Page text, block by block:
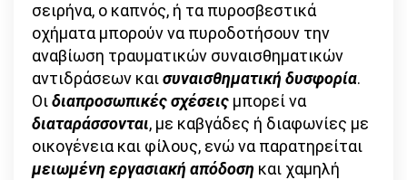
σειρήνα, ο καπνός, ή τα πυροσβεστικά
οχήματα μπορούν να πυροδοτήσουν την
αναβίωση τραυματικών συναισθηματικών
αντιδράσεων καισυναισθηματική δυσφορία.
Οιδιαπροσωπικές σχέσεις μπορεί να
διαταράσσονται, με καβγάδες ή διαφωνίες με
οικογένεια και φίλους, ενώ να παρατηρείται
μειωμένη εργασιακή απόδοση και χαμηλή